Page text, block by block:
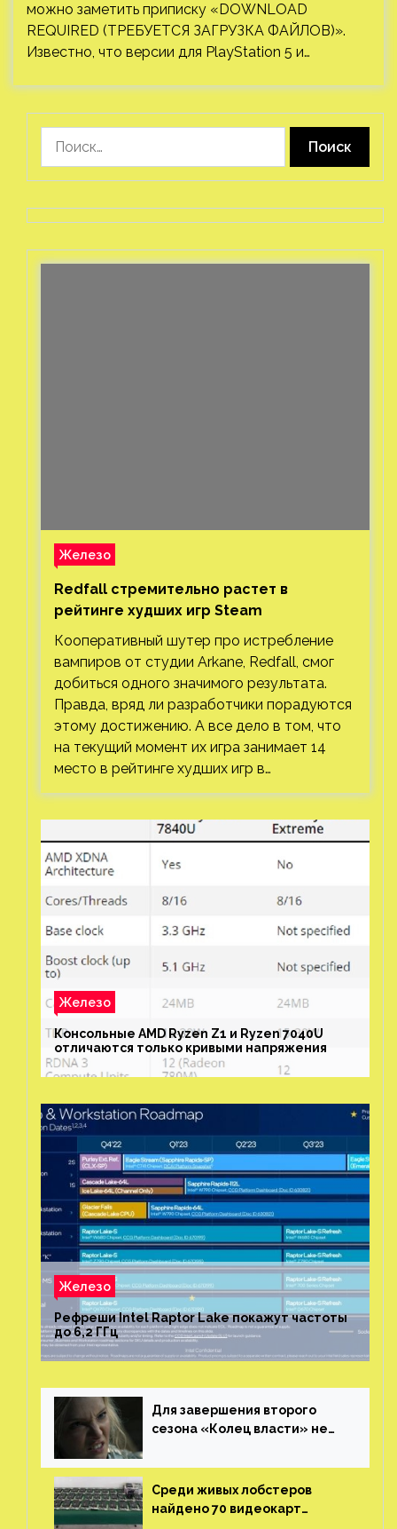
можно заметить приписку «DOWNLOAD
REQUIRED (ТРЕБУЕТСЯ ЗАГРУЗКА ФАЙЛОВ)».
Известно, что версии для PlayStation 5 и…
Железо
Redfall стремительно растет в
рейтинге худших игр Steam
Кооперативный шутер про истребление
вампиров от студии Arkane, Redfall, смог
добиться одного значимого результата.
Правда, вряд ли разработчики порадуются
этому достижению. А все дело в том, что
на текущий момент их игра занимает 14
место в рейтинге худших игр в…
Железо
Консольные AMD Ryzen Z1 и Ryzen 7040U
отличаются только кривыми напряжения
Железо
Рефреши Intel Raptor Lake покажут частоты
до 6,2 ГГц
Для завершения второго
сезона «Колец власти» не
Среди живых лобстеров
найдено 70 видеокарт